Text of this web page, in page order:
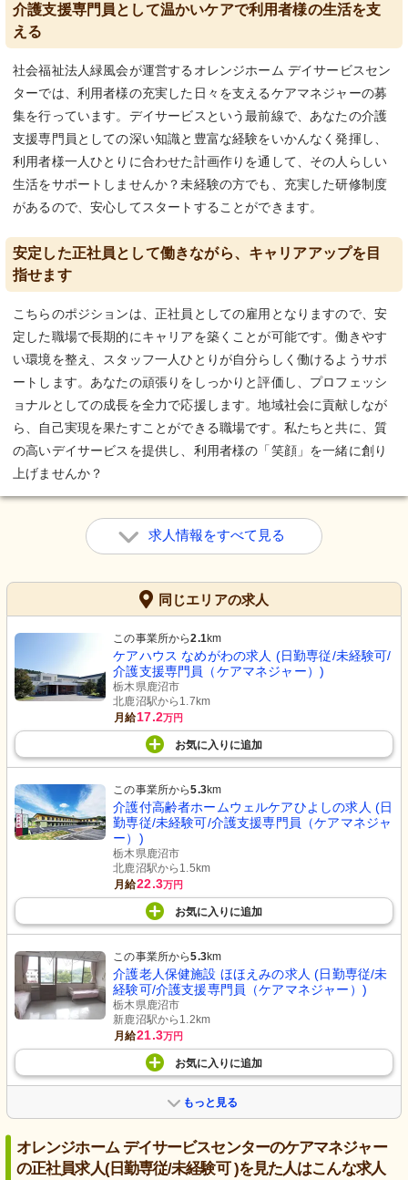
介護支援専門員として温かいケアで利用者様の生活を支
える
社会福祉法人緑風会が運営するオレンジホーム デイサービスセン
ターでは、利用者様の充実した日々を支えるケアマネジャーの募
集を行っています。デイサービスという最前線で、あなたの介護
支援専門員としての深い知識と豊富な経験をいかんなく発揮し、
利用者様一人ひとりに合わせた計画作りを通して、その人らしい
生活をサポートしませんか？未経験の方でも、充実した研修制度
があるので、安心してスタートすることができます。
安定した正社員として働きながら、キャリアアップを目
指せます
こちらのポジションは、正社員としての雇用となりますので、安
定した職場で長期的にキャリアを築くことが可能です。働きやす
い環境を整え、スタッフ一人ひとりが自分らしく働けるようサポ
ートします。あなたの頑張りをしっかりと評価し、プロフェッシ
ョナルとしての成長を全力で応援します。地域社会に貢献しなが
ら、自己実現を果たすことができる職場です。私たちと共に、質
の高いデイサービスを提供し、利用者様の「笑顔」を一緒に創り
上げませんか？
求人情報をすべて見る
同じエリアの求人
この事業所から2.1km
ケアハウス なめがわの求人 (日勤専従/未経験可/
介護支援専門員（ケアマネジャー）)
栃木県鹿沼市
北鹿沼駅から1.7km
月給17.2万円
お気に入り に追加
この事業所から5.3km
介護付高齢者ホームウェルケアひよしの求人 (日
勤専従/未経験可/介護支援専門員（ケアマネジャ
ー）)
栃木県鹿沼市
北鹿沼駅から1.5km
月給22.3万円
お気に入り に追加
この事業所から5.3km
介護老人保健施設 ほほえみの求人 (日勤専従/未
経験可/介護支援専門員（ケアマネジャー）)
栃木県鹿沼市
新鹿沼駅から1.2km
月給21.3万円
お気に入り に追加
もっと見る
オレンジホーム デイサービスセンターのケアマネジャー
の正社員求人(日勤専従/未経験可 )を見た人はこんな求人